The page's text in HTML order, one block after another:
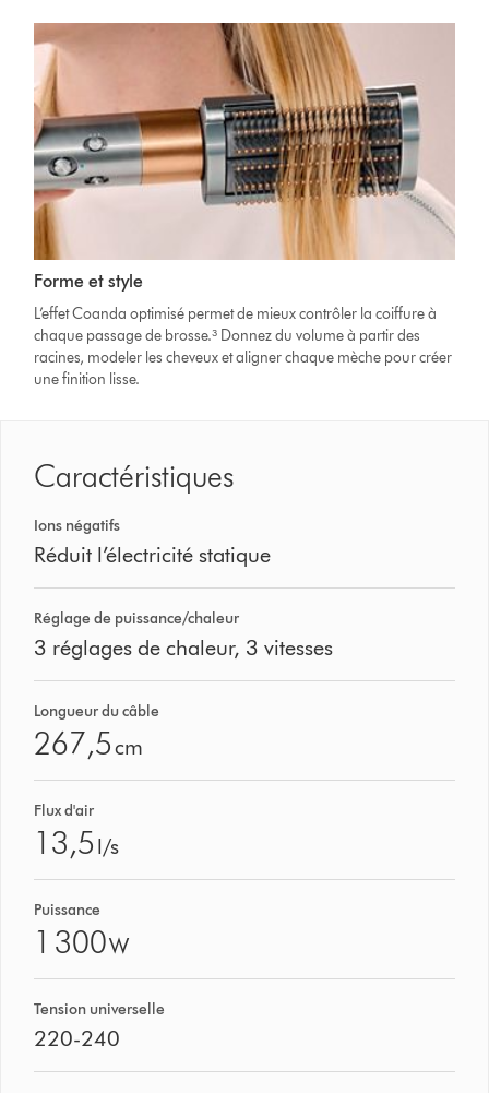
Forme et style
L’effet Coanda optimisé permet de mieux contrôler la coiffure à
chaque passage de brosse.³ Donnez du volume à partir des
racines, modeler les cheveux et aligner chaque mèche pour créer
une finition lisse.
Caractéristiques
Ions négatifs
Réduit l’électricité statique
Réglage de puissance/chaleur
3 réglages de chaleur, 3 vitesses
Longueur du câble
267,5cm
Flux d'air
13,5 l/s
Puissance
1 300W
Tension universelle
220-240